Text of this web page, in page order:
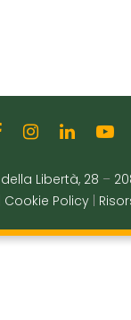
Libertà, 28 –
Cookie Policy